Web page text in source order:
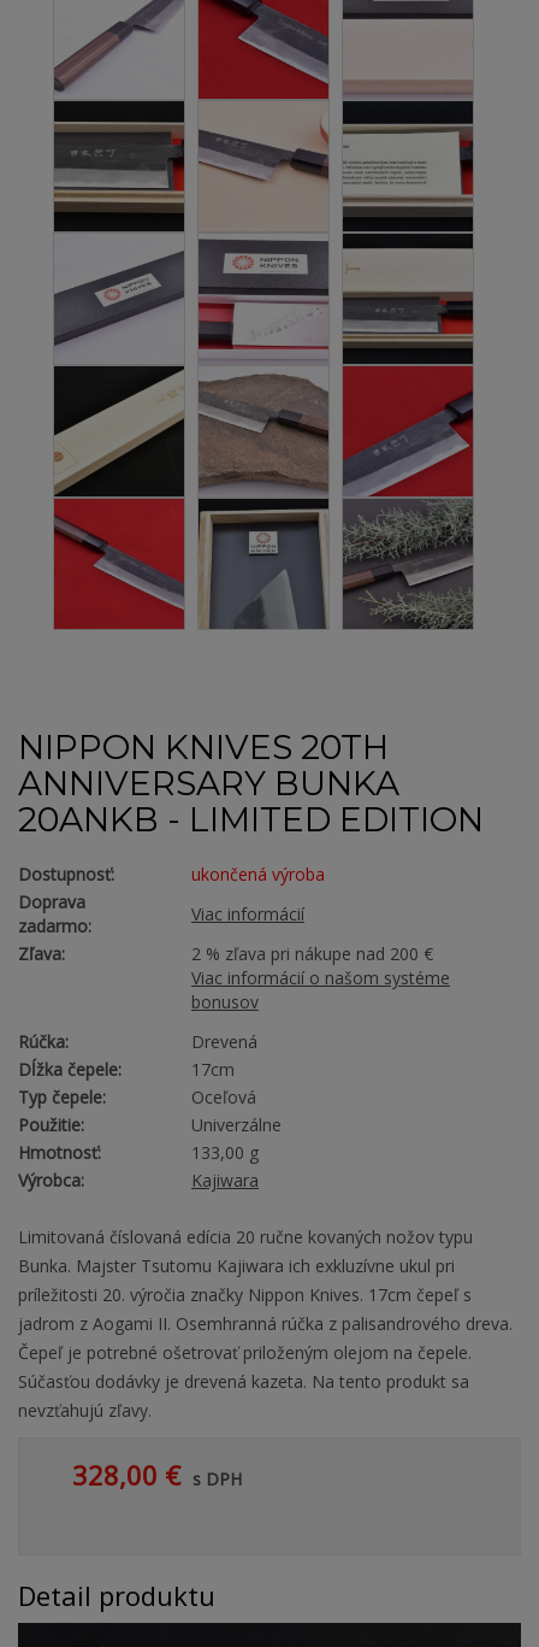
NIPPON KNIVES 20TH
ANNIVERSARY BUNKA
20ANKB - LIMITED EDITION
Dostupnosť:
ukončená výroba
Doprava
zadarmo:
Viac informácií
Zľava:
2 % zľava pri nákupe nad 200 €
Viac informácií o našom systéme
bonusov
Rúčka:
Drevená
Dĺžka čepele:
17cm
Typ čepele:
Oceľová
Použitie:
Univerzálne
Hmotnosť:
133,00 g
Výrobca:
Kajiwara
Limitovaná číslovaná edícia 20 ručne kovaných nožov typu
Bunka. Majster Tsutomu Kajiwara ich exkluzívne ukul pri
príležitosti 20. výročia značky Nippon Knives. 17cm čepeľ s
jadrom z Aogami II. Osemhranná rúčka z palisandrového dreva.
Čepeľ je potrebné ošetrovať priloženým olejom na čepele.
Súčasťou dodávky je drevená kazeta. Na tento produkt sa
nevzťahujú zľavy.
328,00 € s DPH
Detail produktu